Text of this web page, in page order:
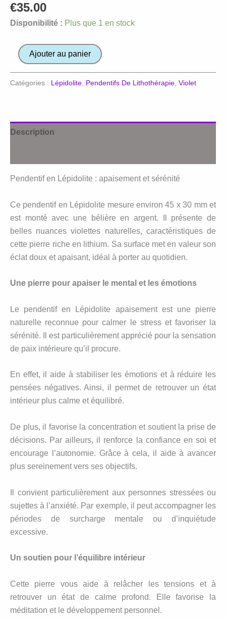
€35.00
Disponibilité : Plus que 1 en stock
quantitéAjouter au panier
Catégories : Lépidolite Pendentifs De Lithothérapie Violet
Description
Pendentif en Lépidolite : apaisement et sérénité
Ce pendentif en Lépidolite mesure environ 45 x 30 mm et
est monté avec une bélière en argent. Il présente de
belles nuances violettes naturelles, caractéristiques de
cette pierre riche en lithium. Sa surface met en valeur son
éclat doux et apaisant, idéal à porter au quotidien.
Une pierre pour apaiser le mental et les émotions
Le pendentif en Lépidolite apaisement est une pierre
naturelle reconnue pour calmer le stress et favoriser la
sérénité. Il est particulièrement apprécié pour la sensation
de paix intérieure qu’il procure.
En effet, il aide à stabiliser les émotions et à réduire les
pensées négatives. Ainsi, il permet de retrouver un état
intérieur plus calme et équilibré.
De plus, il favorise la concentration et soutient la prise de
décisions. Par ailleurs, il renforce la confiance en soi et
encourage l’autonomie. Grâce à cela, il aide à avancer
plus sereinement vers ses objectifs.
Il convient particulièrement aux personnes stressées ou
sujettes à l’anxiété. Par exemple, il peut accompagner les
périodes de surcharge mentale ou d’inquiétude
excessive.
Un soutien pour l’équilibre intérieur
Cette pierre vous aide à relâcher les tensions et à
retrouver un état de calme profond. Elle favorise la
méditation et le développement personnel.